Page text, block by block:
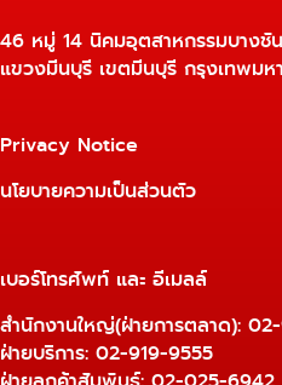
46 หมู่ 14 นิคมอุตสาหกรรมบางชัน
แขวงมีนบุรี เขตมีนบุรี กรุงเทพมห
Privacy Notice
นโยบายความเป็นส่วนตัว
เบอร์โทรศัพท์ และ อีเมลล์
สำนักงานใหญ่(ฝ่ายการตลาด):
ฝ่ายบริการ: 02-919-9555